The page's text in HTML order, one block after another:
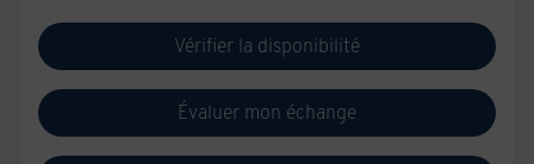
Vérifier la disponibilité
Évaluer mon échange